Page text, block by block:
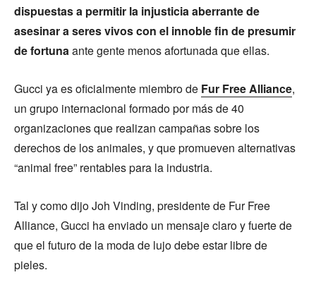
dispuestas a permitir la injusticia aberrante de
asesinar a seres vivos con el innoble fin de presumir
de fortunaante gente menos afortunada que ellas.
Gucci ya es oficialmente miembro de Fur Free Alliance,
un grupo internacional formado por más de 40
organizaciones que realizan campañas sobre los
derechos de los animales, y que promueven alternativas
“animal free” rentables para la industria.
Tal y como dijo Joh Vinding, presidente de Fur Free
Alliance, Gucci ha enviado un mensaje claro y fuerte de
que el futuro de la moda de lujo debe estar libre de
pieles.